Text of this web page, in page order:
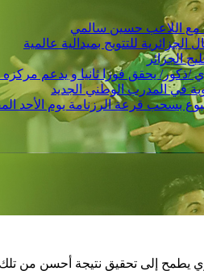
مع اللاعب حسين سالمي
في المدرب الوطني الجديد
يطمح إلى تحقيق نتيجة أحسن من تلك